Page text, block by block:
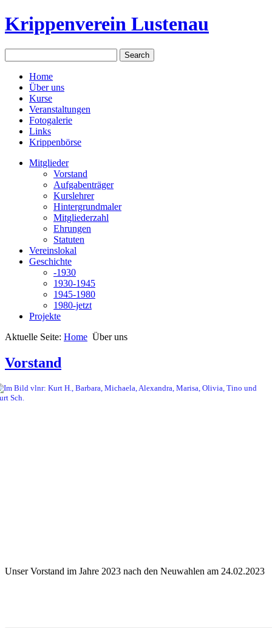
Krippenverein Lustenau
Home
Über uns
Kurse
Veranstaltungen
Fotogalerie
Links
Krippenbörse
Mitglieder
Vorstand
Aufgabenträger
Kurslehrer
Hintergrundmaler
Mitgliederzahl
Ehrungen
Statuten
Vereinslokal
Geschichte
-1930
1930-1945
1945-1980
1980-jetzt
Projekte
Aktuelle Seite: Home Über uns
Vorstand
Unser Vorstand im Jahre 2023 nach den Neuwahlen am 24.02.2023